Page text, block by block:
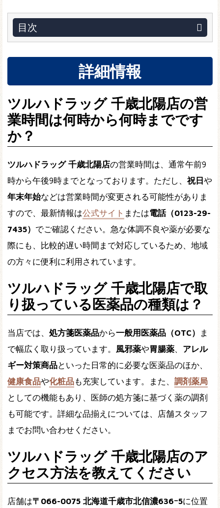
目次
詳細情報
ツルハドラッグ 千歳北陽店の営
業時間は何時から何時までです
か？
ツルハドラッグ 千歳北陽店の営業時間は、通常午前9
時から午後9時までとなっております。ただし、祝日や
年末年始などは営業時間が変更される可能性がありま
すので、最新情報は公式サイト または電話（0123-29-
7435） でご確認ください。急な体調不良や薬が必要な
際にも、比較的遅い時間まで対応しているため、地域
の方々に便利に利用されています。
ツルハドラッグ 千歳北陽店で取
り扱っている医薬品の種類は？
当店では、 処方箋医薬品から一般用医薬品（OTC）
ま
で幅広く取り扱っています。 風邪薬や胃腸薬、 アレル
ギー対策商品といった日常的に必要な医薬品のほか、
健康食品や化粧品も充実しています。また、 調剤薬局
としての機能もあり、医師の処方箋に基づく薬の調剤
も可能です。詳細な品揃えについては、店舗スタッフ
までお問い合わせください。
ツルハドラッグ 千歳北陽店のア
クセス方法を教えてください
店舗は〒066-0075 北海道千歳市北信濃636ｰ5に位置